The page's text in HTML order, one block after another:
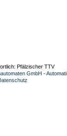
Pfälzischer TTV
GmbH -